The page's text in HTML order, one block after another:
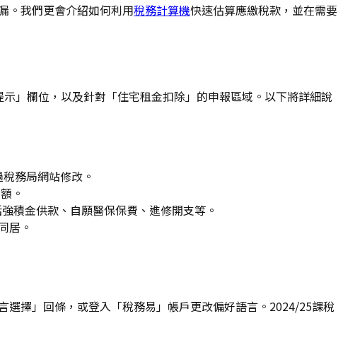
。我們更會介紹如何利用稅務計算機快速估算應繳稅款，並在需要
」欄位，以及針對「住宅租金扣除」的申報區域。以下將詳細說
務局網站修改。
。
積金供款、自願醫保保費、進修開支等。
居。
擇」回條，或登入「稅務易」帳戶更改偏好語言。2024/25課稅